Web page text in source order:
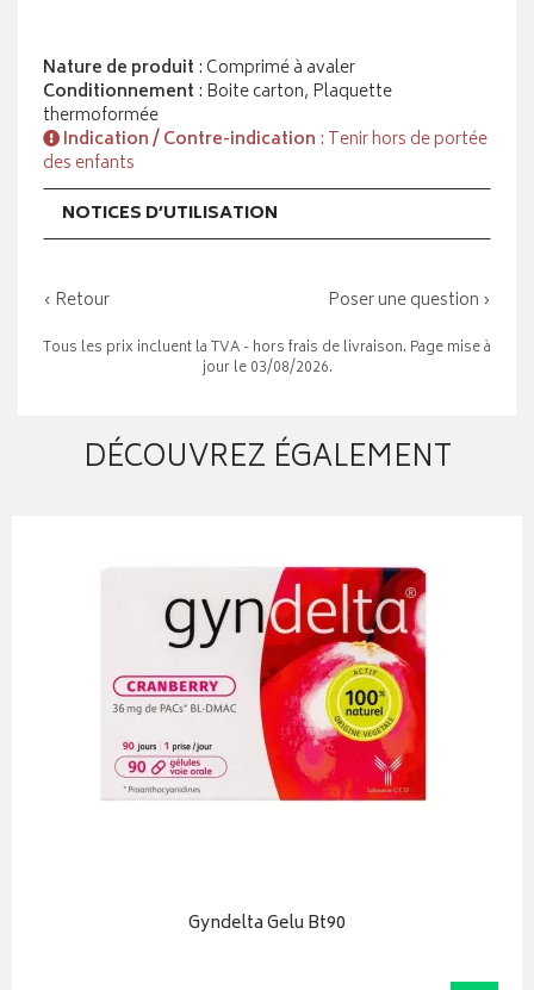
Nature de produit : Comprimé à avaler
Conditionnement : Boite carton, Plaquette
thermoformée
Indication / Contre-indication : Tenir hors de portée
des enfants
NOTICES D’UTILISATION
‹ Retour Poser une question ›
Tous les prix incluent la TVA - hors frais de livraison. Page mise à
jour le 03/08/2026.
DÉCOUVREZ ÉGALEMENT
Gyndelta Gelu Bt90